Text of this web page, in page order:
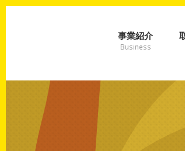
事業紹介
Business